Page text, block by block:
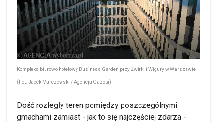
Kompleks biurowo hotelowy Business Garden przy Żwirki i Wigury w Warszawie
(Fot. Jacek Marczewski / Agencja Gazeta)
Dość rozległy teren pomiędzy poszczególnymi
gmachami zamiast - jak to się najczęściej zdarza -